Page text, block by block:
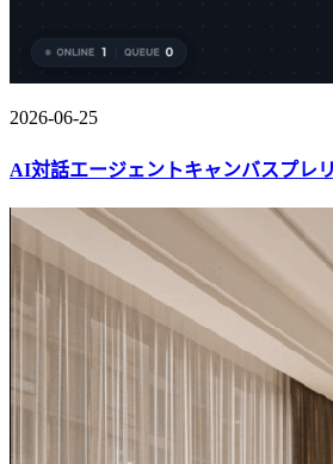
2026-06-25
AI対話エージェントキャンバスプレ